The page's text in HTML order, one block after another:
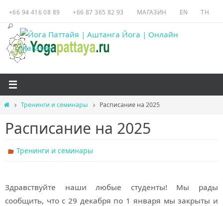
Перейти
содержимому
+66 94 416 08 89 +66 87 365 82 93 МАГАЗИН EN TH
Главная
Тренинги и семинары Расписание на 2025
Расписание на 2025
Тренинги и семинары
Здравствуйте наши любые студенты! Мы рады
сообщить, что с 29 декабря по 1 января мы закрыты и